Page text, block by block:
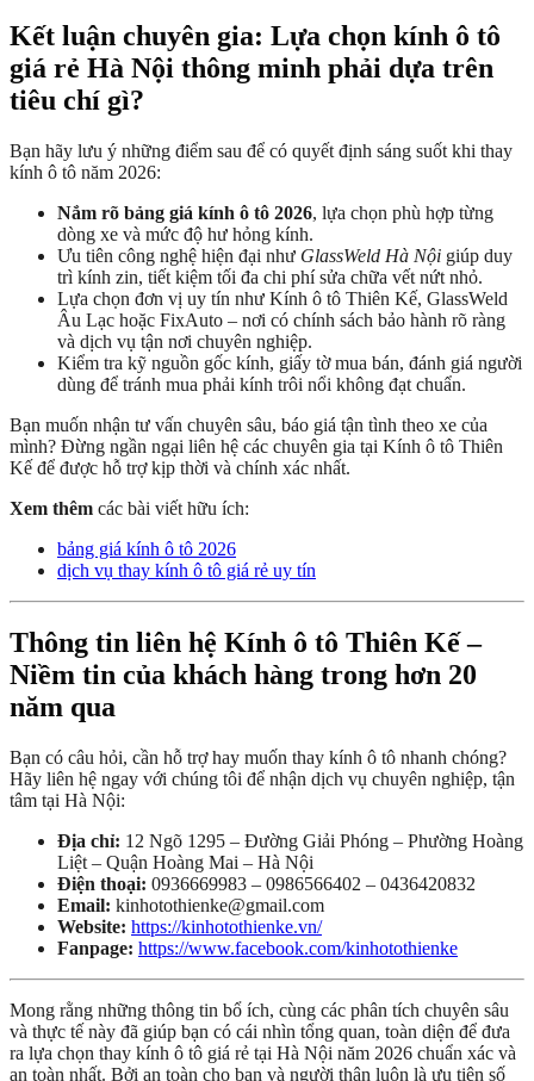
Kết luận chuyên gia: Lựa chọn kính ô tô
giá rẻ Hà Nội thông minh phải dựa trên
tiêu chí gì?
Bạn hãy lưu ý những điểm sau để có quyết định sáng suốt khi thay
kính ô tô năm 2026:
Nắm rõ bảng giá kính ô tô 2026, lựa chọn phù hợp từng
dòng xe và mức độ hư hỏng kính.
Ưu tiên công nghệ hiện đại như GlassWeld Hà Nội giúp duy
trì kính zin, tiết kiệm tối đa chi phí sửa chữa vết nứt nhỏ.
Lựa chọn đơn vị uy tín như Kính ô tô Thiên Kế, GlassWeld
Âu Lạc hoặc FixAuto – nơi có chính sách bảo hành rõ ràng
và dịch vụ tận nơi chuyên nghiệp.
Kiểm tra kỹ nguồn gốc kính, giấy tờ mua bán, đánh giá người
dùng để tránh mua phải kính trôi nổi không đạt chuẩn.
Bạn muốn nhận tư vấn chuyên sâu, báo giá tận tình theo xe của
mình? Đừng ngần ngại liên hệ các chuyên gia tại Kính ô tô Thiên
Kế để được hỗ trợ kịp thời và chính xác nhất.
Xem thêm các bài viết hữu ích:
bảng giá kính ô tô 2026
dịch vụ thay kính ô tô giá rẻ uy tín
Thông tin liên hệ Kính ô tô Thiên Kế –
Niềm tin của khách hàng trong hơn 20
năm qua
Bạn có câu hỏi, cần hỗ trợ hay muốn thay kính ô tô nhanh chóng?
Hãy liên hệ ngay với chúng tôi để nhận dịch vụ chuyên nghiệp, tận
tâm tại Hà Nội:
Địa chỉ: 12 Ngõ 1295 – Đường Giải Phóng – Phường Hoàng
Liệt – Quận Hoàng Mai – Hà Nội
Điện thoại: 0936669983 – 0986566402 – 0436420832
Email: kinhotothienke@gmail.com
Website: https://kinhotothienke.vn/
Fanpage: https://www.facebook.com/kinhotothienke
Mong rằng những thông tin bổ ích, cùng các phân tích chuyên sâu
và thực tế này đã giúp bạn có cái nhìn tổng quan, toàn diện để đưa
ra lựa chọn thay kính ô tô giá rẻ tại Hà Nội năm 2026 chuẩn xác và
an toàn nhất. Bởi an toàn cho bạn và người thân luôn là ưu tiên số